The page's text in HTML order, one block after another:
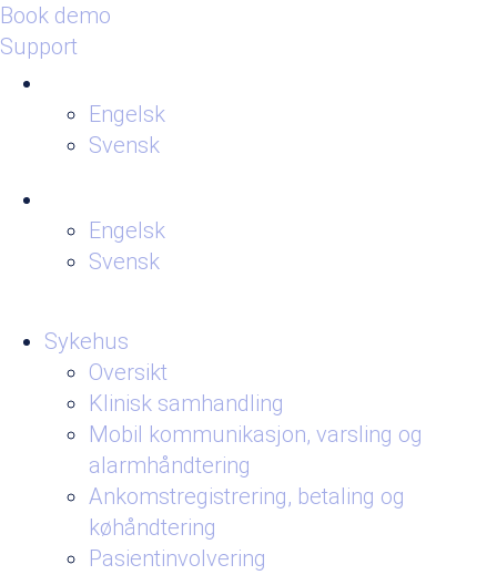
Book demo
Support
Engelsk
Svensk
Engelsk
Svensk
Sykehus
Oversikt
Klinisk samhandling
Mobil kommunikasjon, varsling og
alarmhåndtering
Ankomstregistrering, betaling og
køhåndtering
Pasientinvolvering